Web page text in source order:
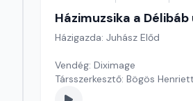
Házimuzsika a
Házigazda: Juhász Előd
Vendég: Diximage
Társszerkesztő: Bögös